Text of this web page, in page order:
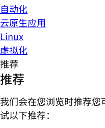
自动化
云原生应用
Linux
虚拟化
推荐
推荐
我们会在您浏览时推荐
试以下推荐：